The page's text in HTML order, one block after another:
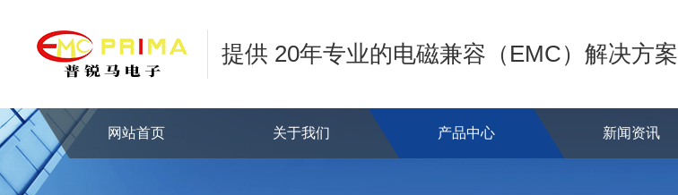
提供 20年专业的电磁兼容（EMC）解决方案
网站首页 关于我们 产品中心 新闻资讯